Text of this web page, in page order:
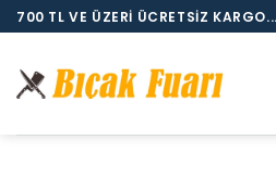
İçeriğe
atla
700 TL VE ÜZERI ÜCRETSIZ KARGO...